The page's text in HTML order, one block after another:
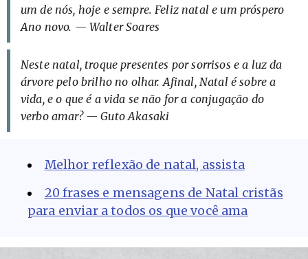
um de nós, hoje e sempre. Feliz natal e um próspero
Ano novo. — Walter Soares
Neste natal, troque presentes por sorrisos e a luz da
árvore pelo brilho no olhar. Afinal, Natal é sobre a
vida, e o que é a vida se não for a conjugação do
verbo amar? — Guto Akasaki
Melhor reflexão de natal, assista
20 frases e mensagens de Natal cristãs
para enviar a todos os que você ama